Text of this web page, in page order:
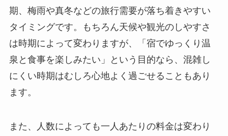
期、梅雨や真冬などの旅行需要が落ち着きやすい
タイミングです。もちろん天候や観光のしやすさ
は時期によって変わりますが、「宿でゆっくり温
泉と食事を楽しみたい」という目的なら、混雑し
にくい時期はむしろ心地よく過ごせることもあり
ます。
また、人数によっても一人あたりの料金は変わり